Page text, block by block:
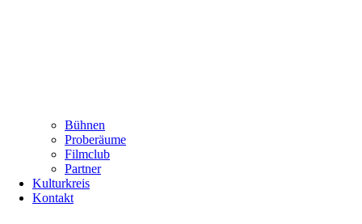
Bühnen
Proberäume
Filmclub
Partner
Kulturkreis
Kontakt